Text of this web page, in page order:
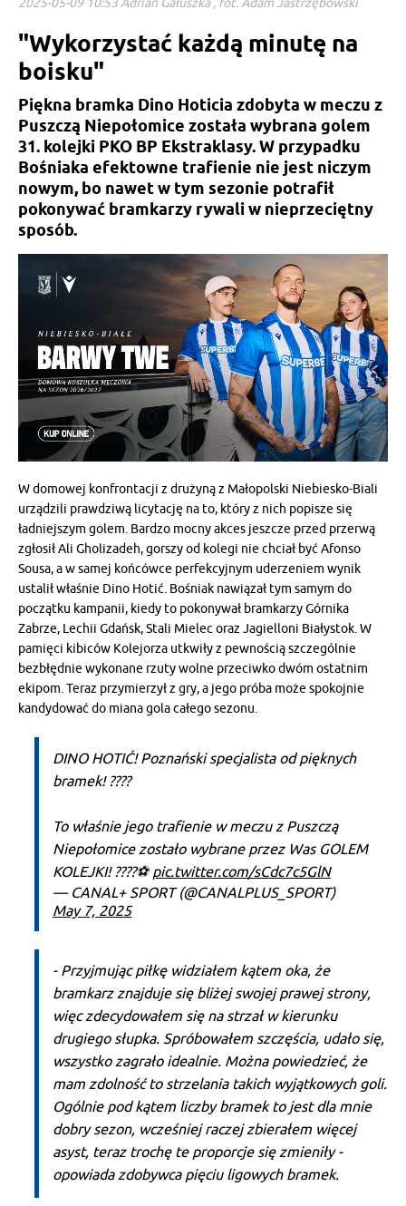
"Wykorzystać każdą minutę na
boisku"
Piękna bramka Dino Hoticia zdobyta w meczu z
Puszczą Niepołomice została wybrana golem
31. kolejki PKO BP Ekstraklasy. W przypadku
Bośniaka efektowne trafienie nie jest niczym
nowym, bo nawet w tym sezonie potrafił
pokonywać bramkarzy rywali w nieprzeciętny
sposób.
W domowej konfrontacji z drużyną z Małopolski Niebiesko-Biali
urządzili prawdziwą licytację na to, który z nich popisze się
ładniejszym golem. Bardzo mocny akces jeszcze przed przerwą
zgłosił Ali Gholizadeh, gorszy od kolegi nie chciał być Afonso
Sousa, a w samej końcówce perfekcyjnym uderzeniem wynik
ustalił właśnie Dino Hotić. Bośniak nawiązał tym samym do
początku kampanii, kiedy to pokonywał bramkarzy Górnika
Zabrze, Lechii Gdańsk, Stali Mielec oraz Jagielloni Białystok. W
pamięci kibiców Kolejorza utkwiły z pewnością szczególnie
bezbłędnie wykonane rzuty wolne przeciwko dwóm ostatnim
ekipom. Teraz przymierzył z gry, a jego próba może spokojnie
kandydować do miana gola całego sezonu.
DINO HOTIĆ! Poznański specjalista od pięknych
bramek! ????
To właśnie jego trafienie w meczu z Puszczą
Niepołomice zostało wybrane przez Was GOLEM
KOLEJKI! ????⚽ pic.twitter.com/sCdc7c5GlN
— CANAL+ SPORT (@CANALPLUS_SPORT)
May 7, 2025
- Przyjmując piłkę widziałem kątem oka, że
bramkarz znajduje się bliżej swojej prawej strony,
więc zdecydowałem się na strzał w kierunku
drugiego słupka. Spróbowałem szczęścia, udało się,
wszystko zagrało idealnie. Można powiedzieć, że
mam zdolność to strzelania takich wyjątkowych goli.
Ogólnie pod kątem liczby bramek to jest dla mnie
dobry sezon, wcześniej raczej zbierałem więcej
asyst, teraz trochę te proporcje się zmieniły -
opowiada zdobywca pięciu ligowych bramek.